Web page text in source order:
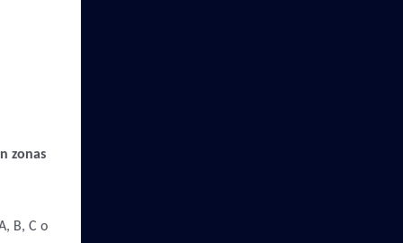
zonas
B, C o